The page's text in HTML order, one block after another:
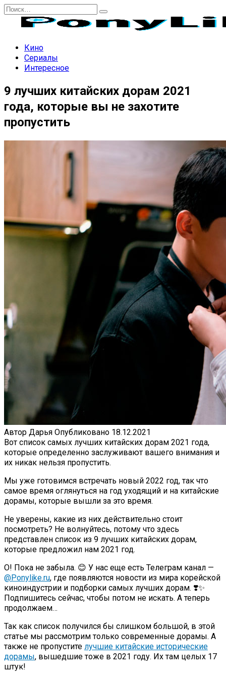
Перейти
содержанию
Search
Кино
Сериалы
Интересное
9 лучших китайских дорам 2021
года, которые вы не захотите
пропустить
Автор Дарья Опубликовано 18.12.2021
Вот список самых лучших китайских дорам 2021 года,
которые определенно заслуживают вашего внимания и
их никак нельзя пропустить.
Мы уже готовимся встречать новый 2022 год, так что
самое время оглянуться на год уходящий и на китайские
дорамы, которые вышли за это время.
Не уверены, какие из них действительно стоит
посмотреть? Не волнуйтесь, потому что здесь
представлен список из 9 лучших китайских дорам,
которые предложил нам 2021 год.
О! Пока не забыла. 😊 У нас еще есть Телеграм канал —
@Ponylike.ru, где появляются новости из мира корейской
киноиндустрии и подборки самых лучших дорам. ❣️✨
Подпишитесь сейчас, чтобы потом не искать. А теперь
продолжаем…
Так как список получился бы слишком большой, в этой
статье мы рассмотрим только современные дорамы. А
также не пропустите лучшие китайские исторические
дорамы, вышедшие тоже в 2021 году. Их там целых 17
штук!